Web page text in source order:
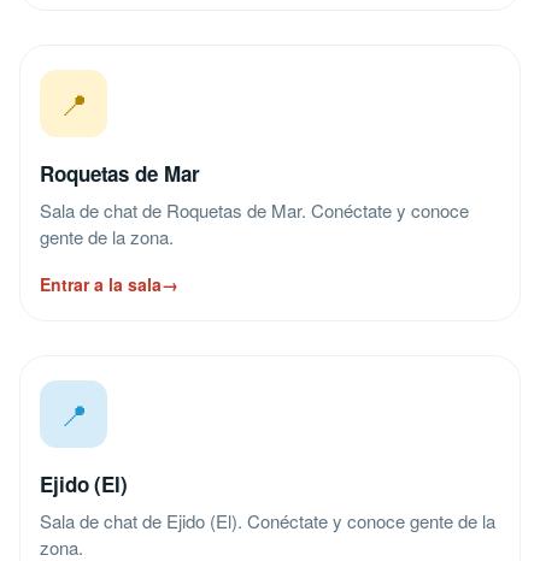
📍
Roquetas de Mar
Sala de chat de Roquetas de Mar. Conéctate y conoce
gente de la zona.
Entrar a la sala→
📍
Ejido (El)
Sala de chat de Ejido (El). Conéctate y conoce gente de la
zona.